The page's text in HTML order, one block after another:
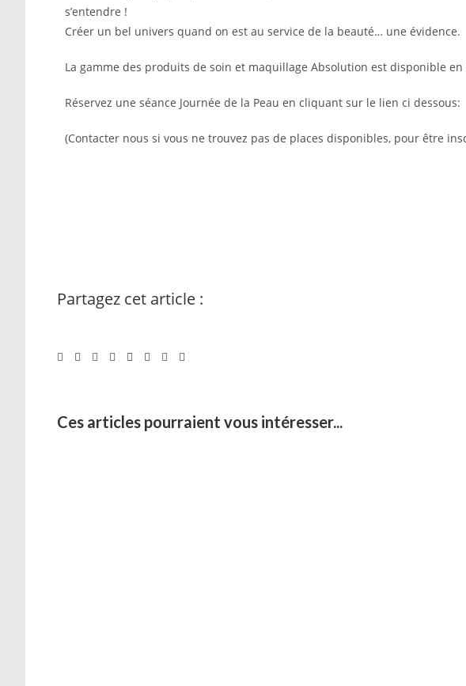
s’entendre !
Créer un bel univers quand on est au service de la beauté… une évidence.
La gamme des produits de soin et maquillage Absolution est disponible
Réservez une séance Journée de la Peau en cliquant sur le lien ci dessous:
(Contacter nous si vous ne trouvez pas de places disponibles, pour être
Partagez cet article :
Ces articles pourraient vous intéresser...